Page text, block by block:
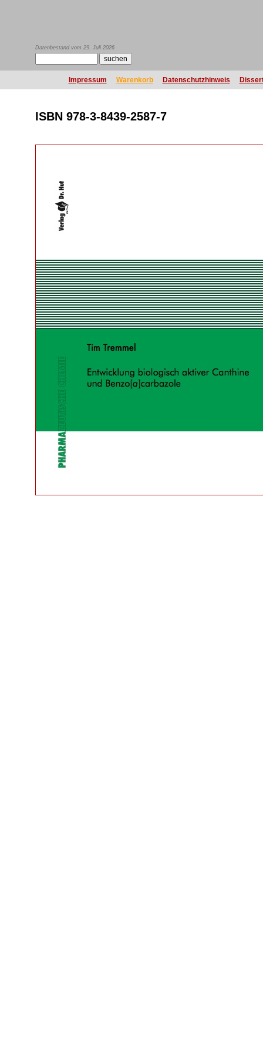
Datenbestand vom 29. Juli 2026
Impressum Warenkorb Datenschutzhinweis
ISBN 978-3-8439-2587-7